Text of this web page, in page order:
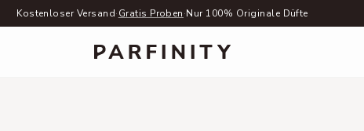
Kostenloser Versand·Gratis Proben·Nur 100% Originale Düfte